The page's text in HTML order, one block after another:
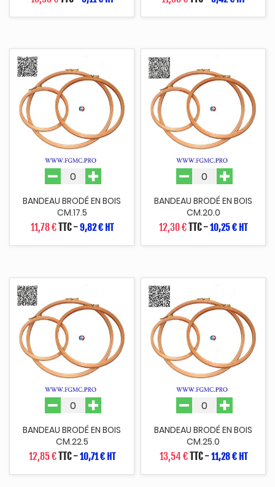
BANDEAU BRODÉ EN BOIS
CM.17.5
11,78 €TTC-9,82 € HT
BANDEAU BRODÉ EN BOIS
CM.20.0
12,30 €TTC-10,25 € HT
BANDEAU BRODÉ EN BOIS
CM.22.5
12,85 €TTC-10,71 € HT
BANDEAU BRODÉ EN BOIS
CM.25.0
13,54 €TTC-11,28 € HT